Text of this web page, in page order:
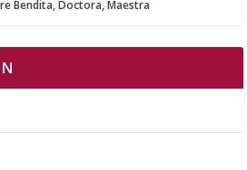
Bendita, Doctora, Maestra